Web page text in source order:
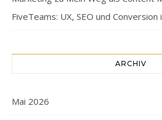
FiveTeams: UX, SEO und
ARCHIV
Mai 2026